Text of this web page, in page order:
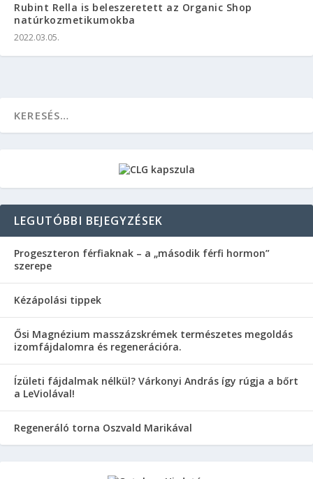
Rubint Rella is beleszeretett az Organic Shop
natúrkozmetikumokba
2022.03.05.
LEGUTÓBBI BEJEGYZÉSEK
Progeszteron férfiaknak – a „második férfi hormon”
szerepe
Kézápolási tippek
Ősi Magnézium masszázskrémek természetes megoldás
izomfájdalomra és regenerációra.
Ízületi fájdalmak nélkül? Várkonyi András így rúgja a bőrt
a LeViolával!
Regeneráló torna Oszvald Marikával